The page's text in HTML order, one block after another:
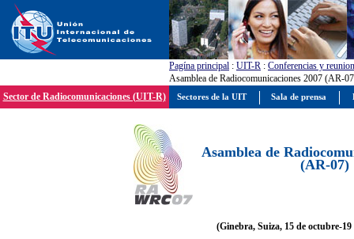
Pagína principal : UIT-R : Conferencias y
Asamblea de Radiocomunicaciones 2007 (AR-
Sector de Radiocomunicaciones (UIT-R)
Asamblea de
(AR-07)
(Ginebra, Suiza, 15 de octubre-19
Sectores de la UIT Sala de prensa